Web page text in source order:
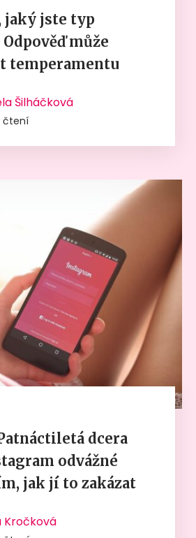
jaký jste typ
může
temperamentu
Šilháčková
čtení
dcera
odvážné
jak jí to zakázat
Kročková